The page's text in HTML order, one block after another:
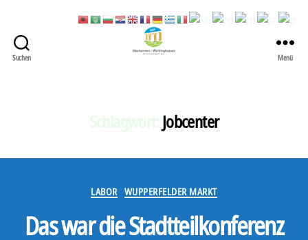
Suchen
Stadt
Menü
Jobcenter
Kategorien
LABOR WUPPERFELDER MARKT
Das war die Stadtteilkonferenz